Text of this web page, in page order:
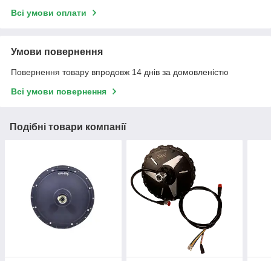
Всі умови оплати
Умови повернення
Повернення товару впродовж 14 днів за домовленістю
Всі умови повернення
Подібні товари компанії